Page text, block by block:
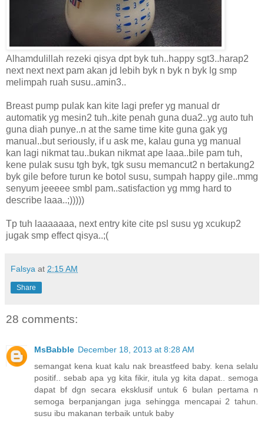
Alhamdulillah rezeki qisya dpt byk tuh..happy sgt3..harap2
next next next pam akan jd lebih byk n byk n byk lg smp
melimpah ruah susu..amin3..
Breast pump pulak kan kite lagi prefer yg manual dr
automatik yg mesin2 tuh..kite penah guna dua2..yg auto tuh
guna diah punye..n at the same time kite guna gak yg
manual..but seriously, if u ask me, kalau guna yg manual
kan lagi nikmat tau..bukan nikmat ape laaa..bile pam tuh,
kene pulak susu tgh byk, tgk susu memancut2 n bertakung2
byk gile before turun ke botol susu, sumpah happy gile..mmg
senyum jeeeee smbl pam..satisfaction yg mmg hard to
describe laaa..;)))))
Tp tuh laaaaaaa, next entry kite cite psl susu yg xcukup2
jugak smp effect qisya..;(
Falsya at 2:15 AM
Share
28 comments:
MsBabble December 18, 2013 at 8:28 AM
semangat kena kuat kalu nak breastfeed baby. kena selalu
positif.. sebab apa yg kita fikir, itula yg kita dapat.. semoga
dapat bf dgn secara eksklusif untuk 6 bulan pertama n
semoga berpanjangan juga sehingga mencapai 2 tahun.
susu ibu makanan terbaik untuk baby